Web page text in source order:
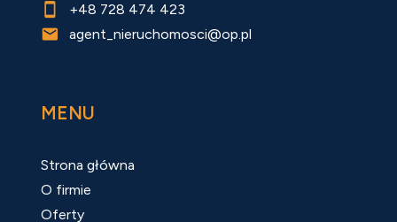
+48 728 474 423
agent_nieruchomosci@op.pl
MENU
Strona główna
O firmie
Oferty